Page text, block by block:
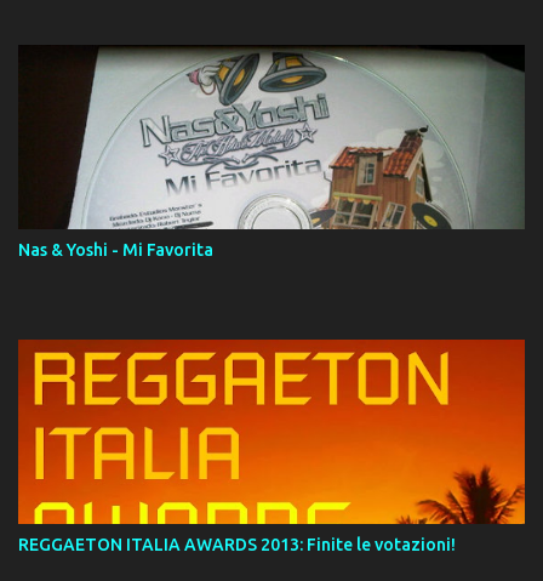
Digital Booklet – Invicto ----------------------------- Nota:
Album proposto al massimo della qualità in formato iTunes Plus
AAC M4A; comprato su iTunes e a disposizione vostra per il
download. REGGAETON ITALIA Nosotros Somos Los Del
Momento!
Nas & Yoshi - Mi Favorita
REGGAETON ITALIA AWARDS 2013: Finite le votazioni!